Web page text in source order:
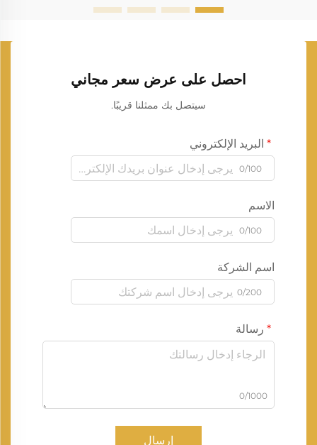
احصل على عرض سعر مجاني
سيتصل بك ممثلنا قريبًا.
البريد الإلكتروني
0/100
الاسم
0/100
اسم الشركة
0/200
رسالة
0/1000
إرسال